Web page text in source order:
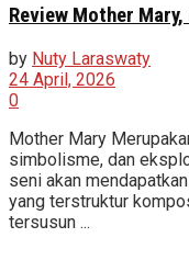
Review Mother
by Nuty Laraswaty
24 April, 2026
0
Mother Mary
simbolisme, dan
seni akan
yang terstruktur
tersusun ...